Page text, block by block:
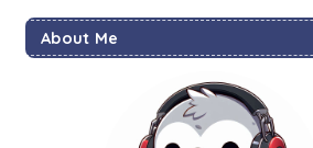
About Me